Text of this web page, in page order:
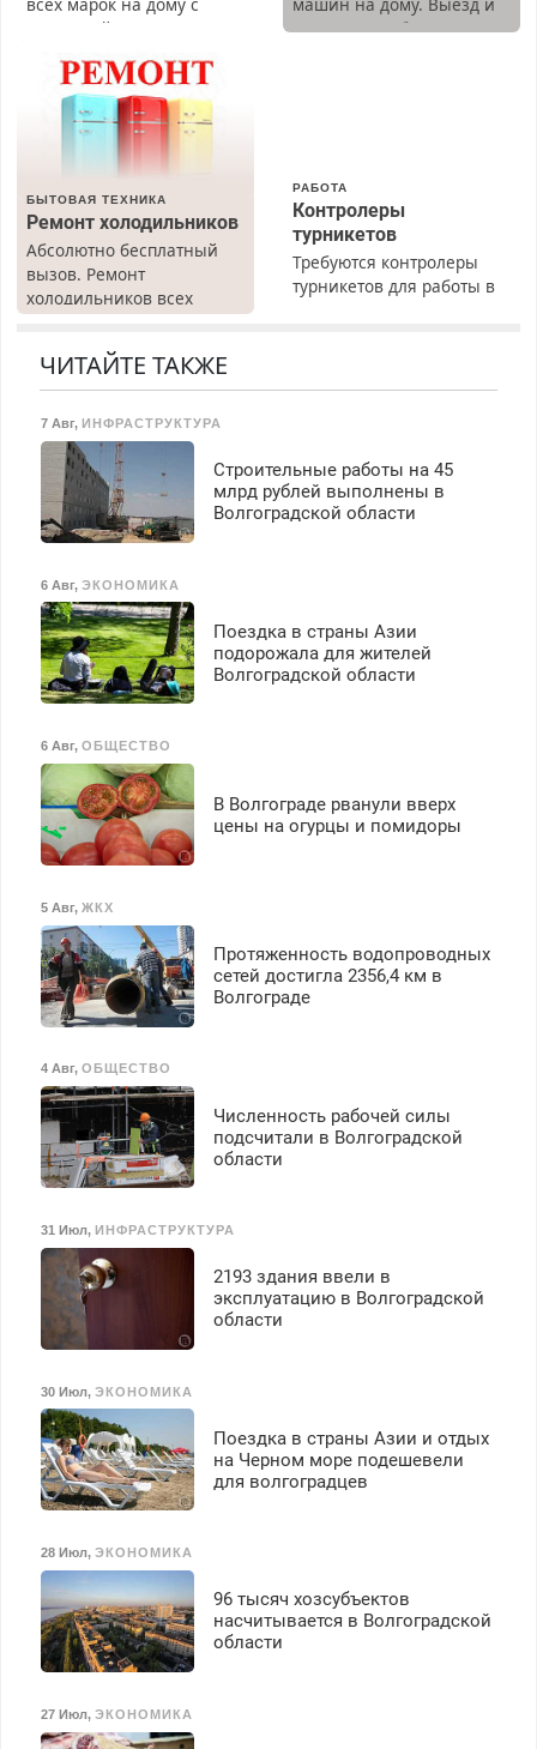
гарантией. Замена
Недорого. Без выходных.
Все районы. Скидка.
Вызов бесплатный.
диагностика бесплатно.
БЫТОВАЯ ТЕХНИКА
Ремонт холодильников
Абсолютно бесплатный
вызов. Ремонт
холодильников всех
гарантией. Все р-ны.
Срочно. Без выходных.
Пенсионерам – скидки до
40%. Мастер со стажем.
РАБОТА
Контролеры
турникетов
Требуются контролеры
турникетов для работы в
Ежемесячно
выплачивается денежная
премия. Возможно
транспортной
безопасности с з/п до
125000 руб.
ЧИТАЙТЕ ТАКЖЕ
7 Авг, ИНФРАСТРУКТУРА
Строительные работы на 45
млрд рублей выполнены в
Волгоградской области
6 Авг, ЭКОНОМИКА
Поездка в страны Азии
подорожала для жителей
Волгоградской области
6 Авг, ОБЩЕСТВО
В Волгограде рванули вверх
цены на огурцы и помидоры
5 Авг, ЖКХ
Протяженность водопроводных
сетей достигла 2356,4 км в
Волгограде
4 Авг, ОБЩЕСТВО
Численность рабочей силы
подсчитали в Волгоградской
области
31 Июл, ИНФРАСТРУКТУРА
2193 здания ввели в
эксплуатацию в Волгоградской
области
30 Июл, ЭКОНОМИКА
Поездка в страны Азии и отдых
на Черном море подешевели
для волгоградцев
28 Июл, ЭКОНОМИКА
96 тысяч хозсубъектов
насчитывается в Волгоградской
области
27 Июл, ЭКОНОМИКА